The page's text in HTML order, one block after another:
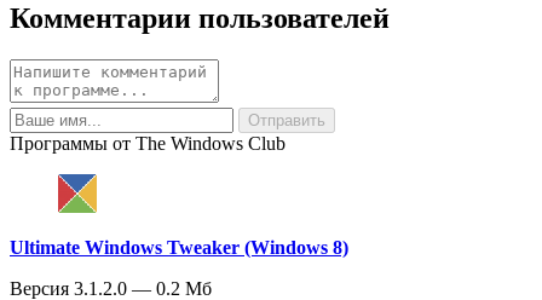
Комментарии пользователей
Программы от The Windows Club
Ultimate Windows Tweaker (Windows 8)
Версия 3.1.2.0 — 0.2 Мб